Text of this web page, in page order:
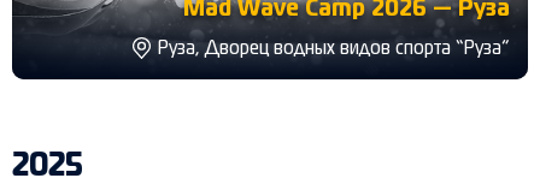
Mad Wave Camp 2026 — Руза
Руза, Дворец водных видов спорта “Руза”
2025